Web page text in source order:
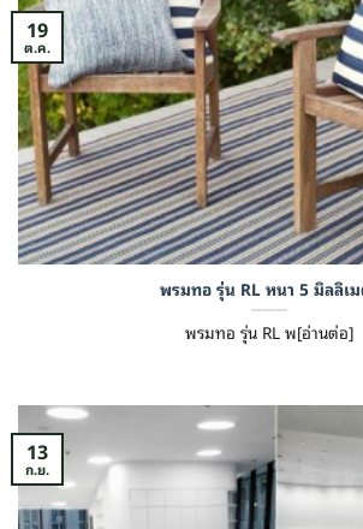
พรมทอ รุ่น RL หนา 5 มิลลิเ
พรมทอ รุ่น RL พ[อ่านต่อ]
19
ต.ค.
13
ก.ย.